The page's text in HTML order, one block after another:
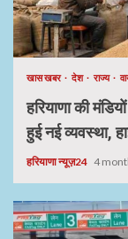
खास खबर देश राज्य
हरियाणा की
हुई नई व्यवस्था,
हरियाणा न्यूज़24 4